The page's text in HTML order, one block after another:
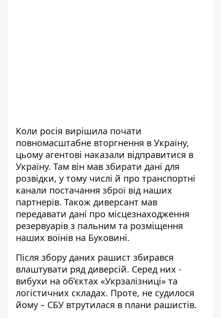
Коли росія вирішила почати
повномасштабне вторгнення в Україну,
цьому агентові наказали відправитися в
Україну. Там він мав збирати дані для
розвідки, у тому числі й про транспортні
канали постачання зброї від наших
партнерів. Також диверсант мав
передавати дані про місцезнаходження
резервуарів з пальним та розміщення
наших воїнів на Буковині.
Після збору даних рашист збирався
влаштувати ряд диверсій. Серед них -
вибухи на об’єктах «Укрзалізниці» та
логістичних складах. Проте, не судилося
йому – СБУ втрутилася в плани рашистів.